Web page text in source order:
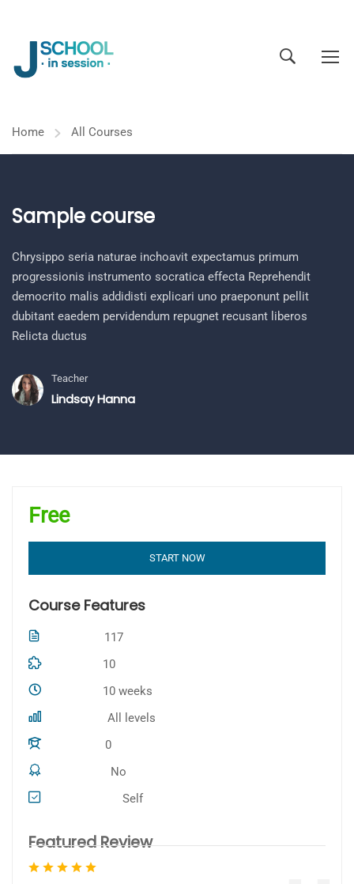
Home All Courses
Sample course
Chrysippo seria naturae inchoavit expectamus primum
progressionis instrumento socratica effecta Reprehendit
democrito malis addidisti explicari uno praeponunt pellit
dubitant eaedem pervidendum repugnet recusant liberos
Relicta ductus
Teacher
Lindsay Hanna
Free
START NOW
Course Features
117
10
10 weeks
All levels
0
No
Self
Featured Review